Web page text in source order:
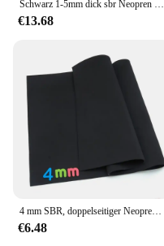
Schwarz 1-5mm dick sbr Neopren Näh stoff Stretch wasserdicht Neopren anzug Taucht uch doppelseitiger Verbund
€13.68
4 mm SBR, doppelseitiger Neopren-Nähstoff, Neoprenanzug, dehnbar, andere wasserdichte und winddichte Jersey-Stretch-Trikot
€6.48